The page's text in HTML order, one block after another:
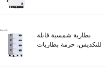
بطارية شمسية قابلة
للتكديس، حزمة بطاريات